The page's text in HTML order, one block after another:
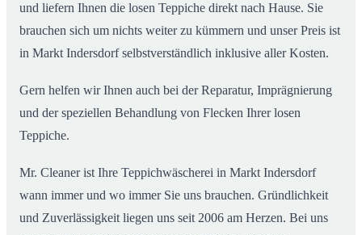
und liefern Ihnen die losen Teppiche direkt nach Hause. Sie
brauchen sich um nichts weiter zu kümmern und unser Preis ist
in Markt Indersdorf selbstverständlich inklusive aller Kosten.
Gern helfen wir Ihnen auch bei der Reparatur, Imprägnierung
und der speziellen Behandlung von Flecken Ihrer losen
Teppiche.
Mr. Cleaner ist Ihre Teppichwäscherei in Markt Indersdorf
wann immer und wo immer Sie uns brauchen. Gründlichkeit
und Zuverlässigkeit liegen uns seit 2006 am Herzen. Bei uns